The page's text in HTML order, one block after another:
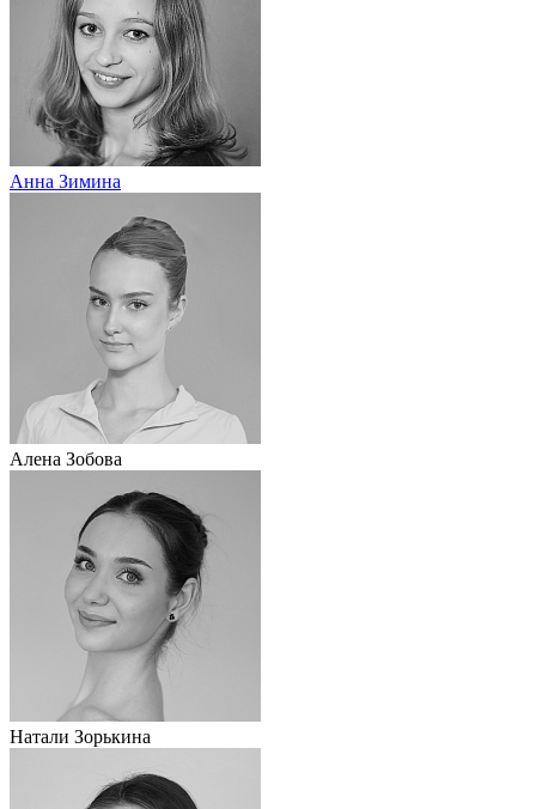
Анна Зимина
Алена Зобова
Натали Зорькина